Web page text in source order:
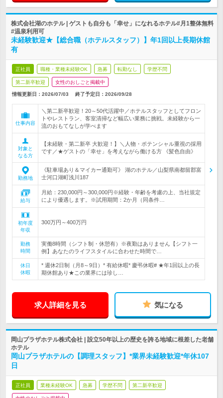
株式会社湖のホテル | ゲストも自分も「幸せ」になれるホテル#月1整体無料
#温泉利用可
未経験歓迎★【総合職（ホテルスタッフ）】年1回以上長期休館
有
正社員 職種・業種未経験OK 急募 転勤なし 学歴不問
第二新卒歓迎 女性のおしごと掲載中
情報更新日：2026/07/03 終了予定日： 2026/09/28
仕事内容
＼第二新卒歓迎！20～50代活躍中／ホテルスタッフとしてフロン
トやレストラン、客室清掃など幅広い業務に挑戦。未経験から一
流のおもてなしが学べます
対象と
なる方
【未経験・第二新卒 大歓迎！】＼人物・ポテンシャル重視の採用
です／★ゲストの「幸せ」を考えながら働ける方 《髪色自由》
勤務地
《駐車場あり＆マイカー通勤可》 湖のホテル／山梨県南都留郡富
士河口湖町浅川187
給与
月給：230,000円～300,000円※経験・年齢を考慮の上、当社規定
により優遇します。※試用期間：2か月（同条件…
初年度
年収
300万円～400万円
勤務
時間
実働8時間（シフト制・休憩有）※夜勤はありません【シフト一
例】あなたのライフスタイルに合わせた時間で…
休日
休暇
* 週休2日制（月8～9日）* 有給休暇* 慶弔休暇# ★年1回以上の長
期休館あり★この業界には珍し…
求人詳細を見る 気になる
岡山プラザホテル株式会社 | 設立50年以上の歴史を誇る地域に根差した老舗
ホテル
岡山プラザホテルの【調理スタッフ】*業界未経験歓迎*年休107
日
正社員 業種未経験OK 急募 学歴不問 第二新卒歓迎